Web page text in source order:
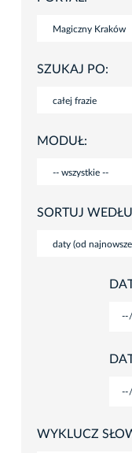
SZUKAJ PO:
MODUŁ:
SORTUJ
WYKLUCZ